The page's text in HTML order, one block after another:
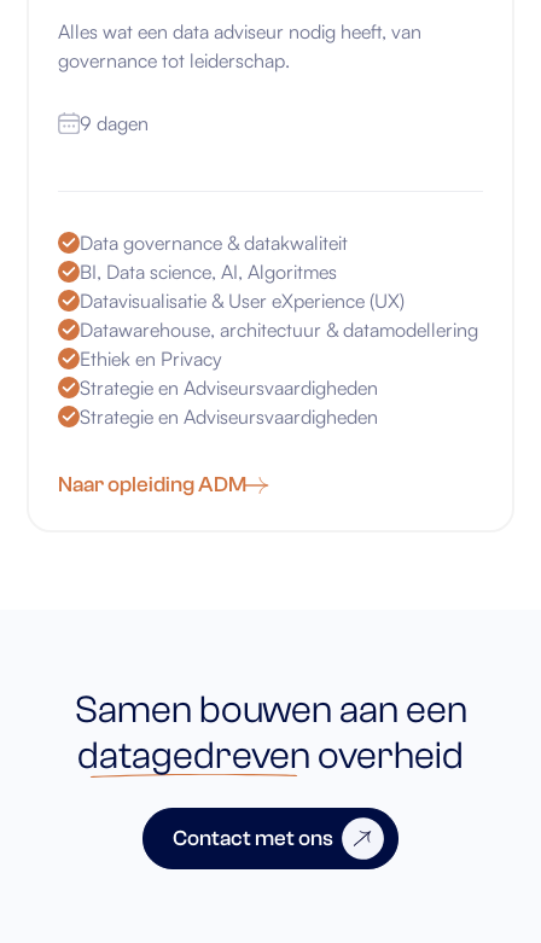
Alles wat een data adviseur nodig heeft, van
governance tot leiderschap.
9 dagen
Data governance & datakwaliteit
BI, Data science, AI, Algoritmes
Datavisualisatie & User eXperience (UX)
Datawarehouse, architectuur & datamodellering
Ethiek en Privacy
Strategie en Adviseursvaardigheden
Strategie en Adviseursvaardigheden
Naar opleiding ADM
Samen bouwen aan een
datagedreven overheid
Contact met ons